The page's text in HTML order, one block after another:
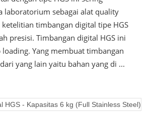
laboratorium sebagai alat quality
timbangan digital tipe HGS
presisi. Timbangan digital HGS ini
Yang membuat timbangan
yang lain yaitu bahan yang di ...